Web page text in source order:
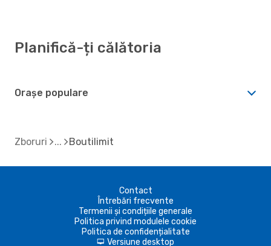
Planifică-ți călătoria
Orașe populare
Zboruri Boutilimit
Contact
Întrebări frecvente
Termenii și condițiile generale
Politica privind modulele cookie
Politica de confidențialitate
d Versiune desktop